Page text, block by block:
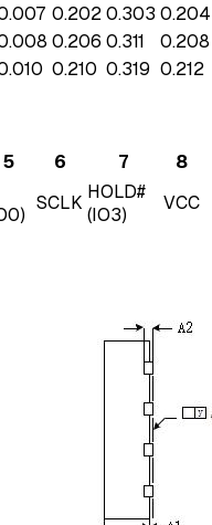
0.2020.303 0.204
0.206 0.311
0.208
0.210 0.319 0.212
5 6 7
8
SCLK HOLD#
(IO3)
VCC